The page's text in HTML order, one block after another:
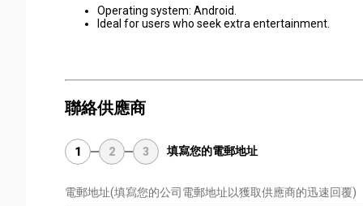
Operating system: Android.
Ideal for users who seek extra entertainment.
聯絡供應商
1 2 3 填寫您的電郵地址
電郵地址(填寫您的公司電郵地址以獲取供應商的迅速回覆)